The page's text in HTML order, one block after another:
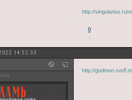
http://singularius.ru/
0
14:52:33
http://